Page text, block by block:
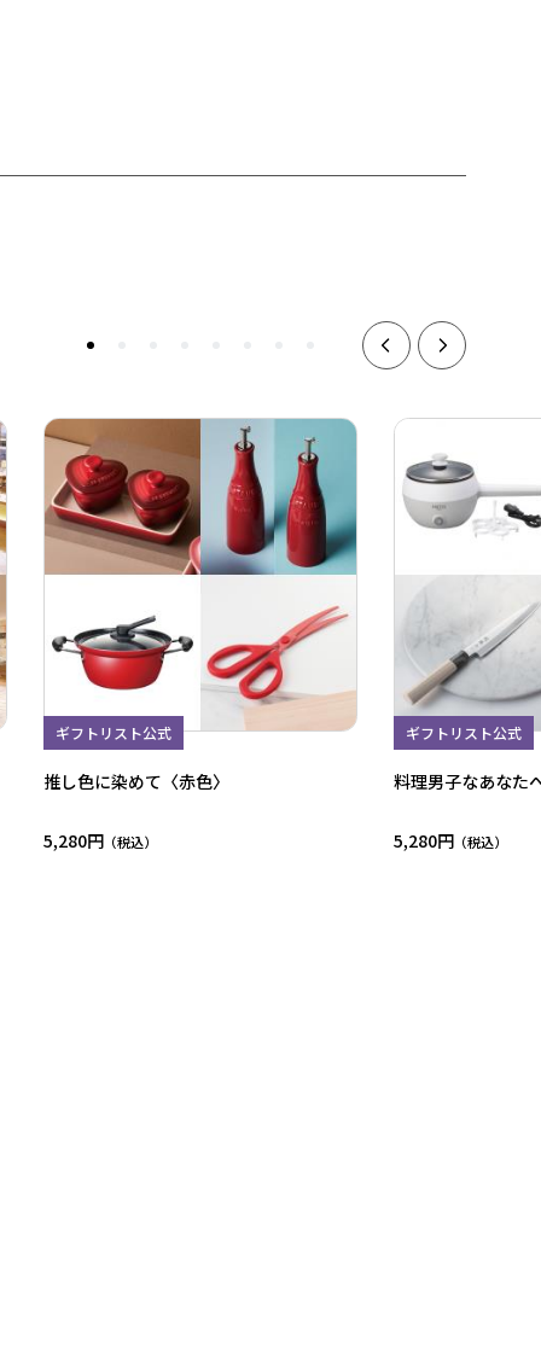
ギフトリスト公式
推し色に染めて〈赤色〉
5,280円
ギフトリスト公式
料理男子なあなた
5,280円